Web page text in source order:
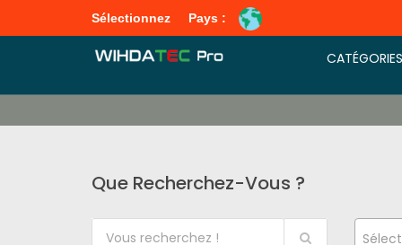
Sélectionnez Pays :
Que Recherchez-Vous ?